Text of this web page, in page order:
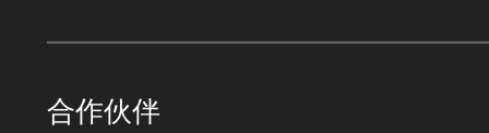
合作伙伴